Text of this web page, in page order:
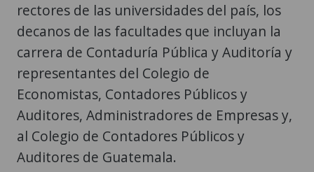
rectores de las universidades del país, los
decanos de las facultades que incluyan la
carrera de Contaduría Pública y Auditoría y
representantes del Colegio de
Economistas, Contadores Públicos y
Auditores, Administradores de Empresas y,
al Colegio de Contadores Públicos y
Auditores de Guatemala.